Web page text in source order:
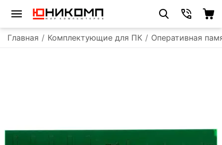
Главная / Комплектующие для ПК / Оперативная